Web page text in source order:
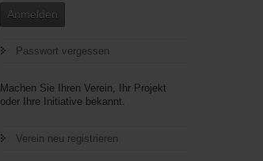
Anmelden
Passwort vergessen
Machen Sie Ihren Verein, Ihr Projekt
oder Ihre Initiative bekannt.
Verein neu registrieren